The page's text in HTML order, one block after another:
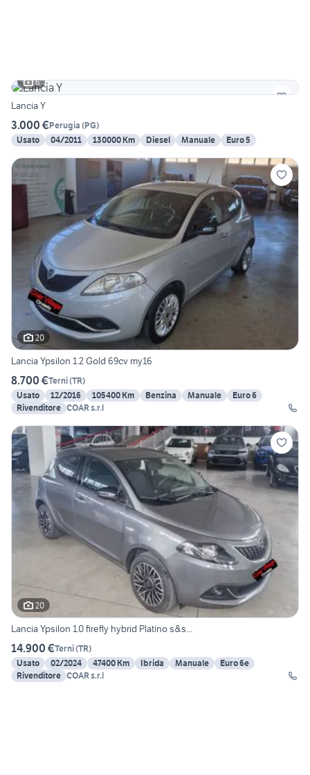
6
Lancia Y
3.000 €Perugia (PG)
Usato
04/2011 130000 Km Diesel Manuale Euro 5
20
Lancia Ypsilon 1.2 Gold 69cv my16
8.700 €Terni(TR)
Usato
12/2016 105400 Km Benzina Manuale
Euro 6
Rivenditore COAR s.r.l
20
Lancia Ypsilon 1.0 firefly hybrid Platino s&s...
14.900 €Terni(TR)
Usato
02/2024 47400 Km Ibrida Manuale
Euro 6e
Rivenditore COAR s.r.l